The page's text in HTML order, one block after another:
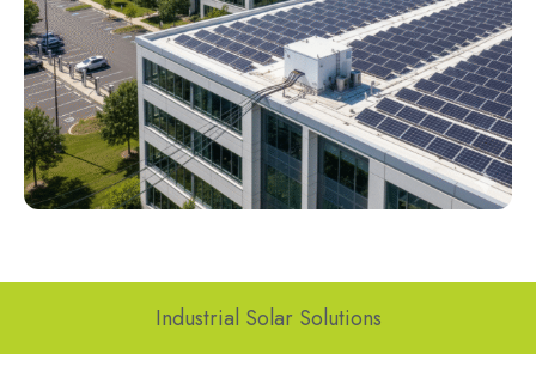
Industrial Solar Solutions